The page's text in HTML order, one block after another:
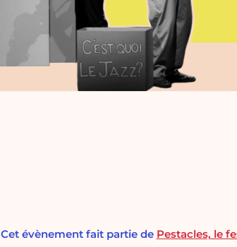
Cet évènement fait partie de Pestacles, le